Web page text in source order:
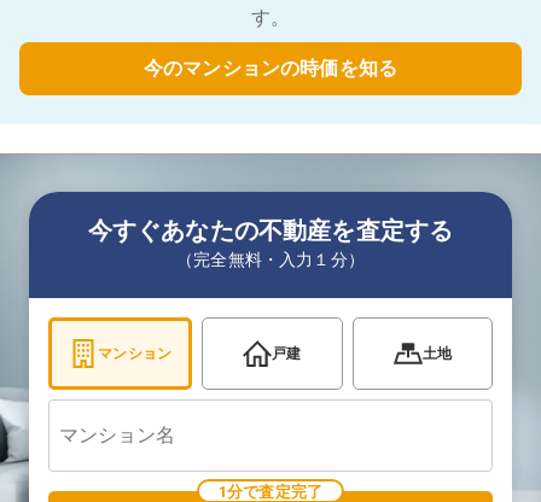
す。
今のマンションの時価を知る
今すぐあなたの不動産を査定する
（完全無料・入力１分）
マンション 戸建 土地
1分で査定完了